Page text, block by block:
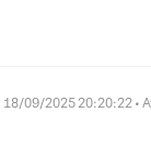
18/09/2025 20:20:22 •